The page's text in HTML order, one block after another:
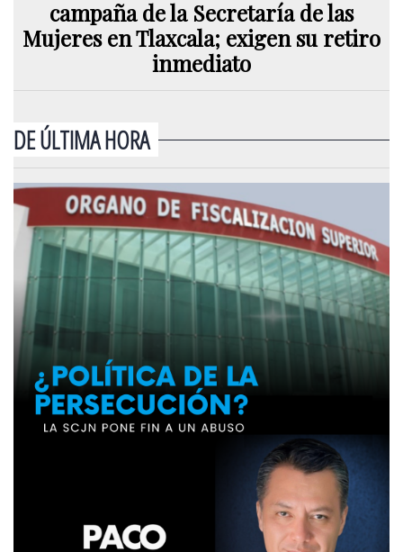
campaña de la Secretaría de las
Mujeres en Tlaxcala; exigen su retiro
inmediato
DE ÚLTIMA HORA